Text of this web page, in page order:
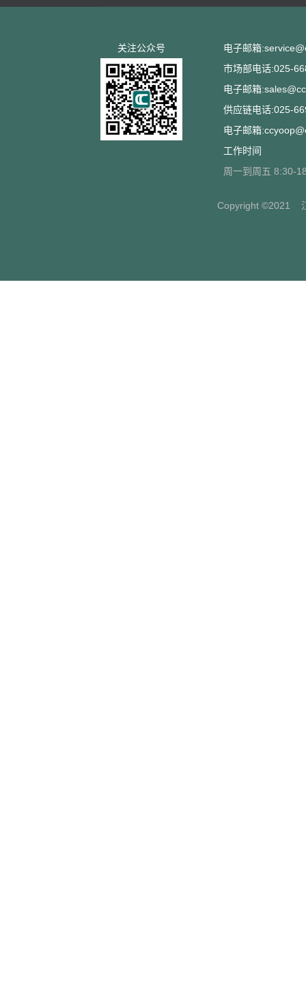
关注公众号
电子邮箱
市场部电话:025-
电子邮箱
供应链电话:025-
电子邮箱
工作时间
周一到周五 8:30-
Copyright ©2021